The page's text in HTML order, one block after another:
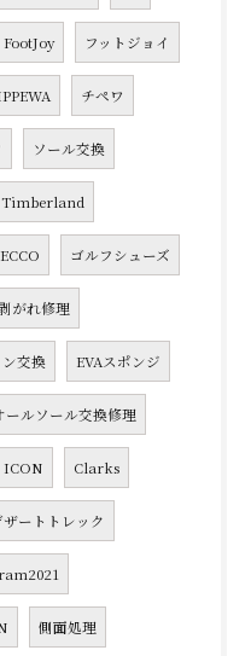
FootJoy フットジョイ
チペワ
ソール交換
Timberland
ECCO ゴルフシューズ
がれ修理
交換 EVAスポンジ
ールソール交換修理
ICON Clarks
ザートトレック
側面処理